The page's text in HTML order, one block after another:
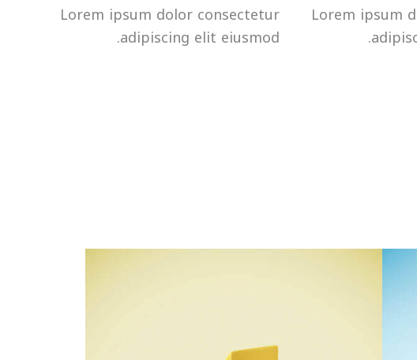
Lorem ipsum
Lorem ipsum dolor consectetur
adipiscing elit eiusmod.